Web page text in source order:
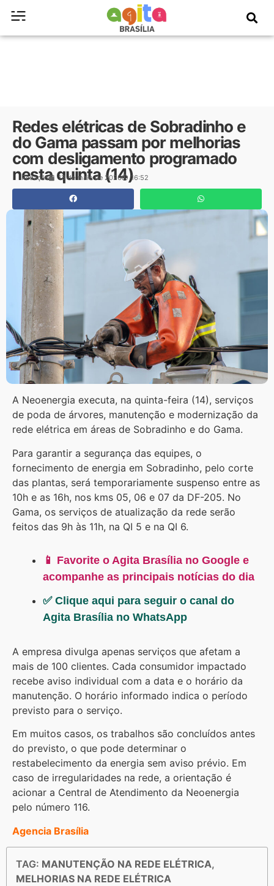
Redes elétricas de Sobradinho e
do Gama passam por melhorias
com desligamento programado
nesta quinta (14)
Redação 13 de maio de 2026 16:52
A Neoenergia executa, na quinta-feira (14), serviços
de poda de árvores, manutenção e modernização da
rede elétrica em áreas de Sobradinho e do Gama.
Para garantir a segurança das equipes, o
fornecimento de energia em Sobradinho, pelo corte
das plantas, será temporariamente suspenso entre as
10h e as 16h, nos kms 05, 06 e 07 da DF-205. No
Gama, os serviços de atualização da rede serão
feitos das 9h às 11h, na QI 5 e na QI 6.
📱 Favorite o Agita Brasília no Google e
acompanhe as principais notícias do dia
✅ Clique aqui para seguir o canal do
Agita Brasília no WhatsApp
A empresa divulga apenas serviços que afetam a
mais de 100 clientes. Cada consumidor impactado
recebe aviso individual com a data e o horário da
manutenção. O horário informado indica o período
previsto para o serviço.
Em muitos casos, os trabalhos são concluídos antes
do previsto, o que pode determinar o
restabelecimento da energia sem aviso prévio. Em
caso de irregularidades na rede, a orientação é
acionar a Central de Atendimento da Neoenergia
pelo número 116.
Agencia Brasília
TAG: MANUTENÇÃO NA REDE ELÉTRICA,
MELHORIAS NA REDE ELÉTRICA